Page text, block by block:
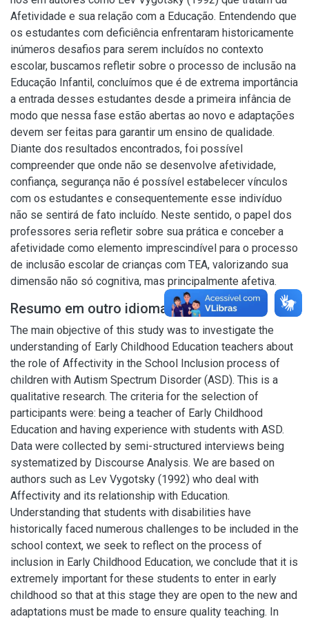
Afetividade e sua relação com a Educação. Entendendo que
os estudantes com deficiência enfrentaram historicamente
inúmeros desafios para serem incluídos no contexto
escolar, buscamos refletir sobre o processo de inclusão na
Educação Infantil, concluímos que é de extrema importância
a entrada desses estudantes desde a primeira infância de
modo que nessa fase estão abertas ao novo e adaptações
devem ser feitas para garantir um ensino de qualidade.
Diante dos resultados encontrados, foi possível
compreender que onde não se desenvolve afetividade,
confiança, segurança não é possível estabelecer vínculos
com os estudantes e consequentemente esse indivíduo
não se sentirá de fato incluído. Neste sentido, o papel dos
professores seria refletir sobre sua prática e conceber a
afetividade como elemento imprescindível para o processo
de inclusão escolar de crianças com TEA, valorizando sua
dimensão não só cognitiva, mas principalmente afetiva.
Resumo em outro idioma
The main objective of this study was to investigate the
understanding of Early Childhood Education teachers about
the role of Affectivity in the School Inclusion process of
children with Autism Spectrum Disorder (ASD). This is a
qualitative research. The criteria for the selection of
participants were: being a teacher of Early Childhood
Education and having experience with students with ASD.
Data were collected by semi-structured interviews being
systematized by Discourse Analysis. We are based on
authors such as Lev Vygotsky (1992) who deal with
Affectivity and its relationship with Education.
Understanding that students with disabilities have
historically faced numerous challenges to be included in the
school context, we seek to reflect on the process of
inclusion in Early Childhood Education, we conclude that it is
extremely important for these students to enter in early
childhood so that at this stage they are open to the new and
adaptations must be made to ensure quality teaching. In